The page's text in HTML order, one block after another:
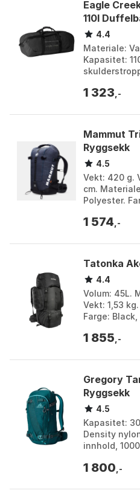
ultralette prioriteringer
med PU-belegg og ripstop-
etablert bransjestandard
kategorien. I norsk
fuktig klima, på marka- og
alltid brukes. Som
Eagle
110l
4.4
Materiale:
Kapasitet:
Black 2,...
1 323 ,-
Mammut
Ryggsekk
4.5
Vekt: 420 g.
cm.
Polyester.
2, Marine / ...
1 574 ,-
Tatonka
4.4
Volum: 45L.
Vekt: 1,53
Farge:
1 855 ,-
Gregory
Ryggsekk
4.5
Kapasitet:
Density
innhold,
polyester...
1 800 ,-